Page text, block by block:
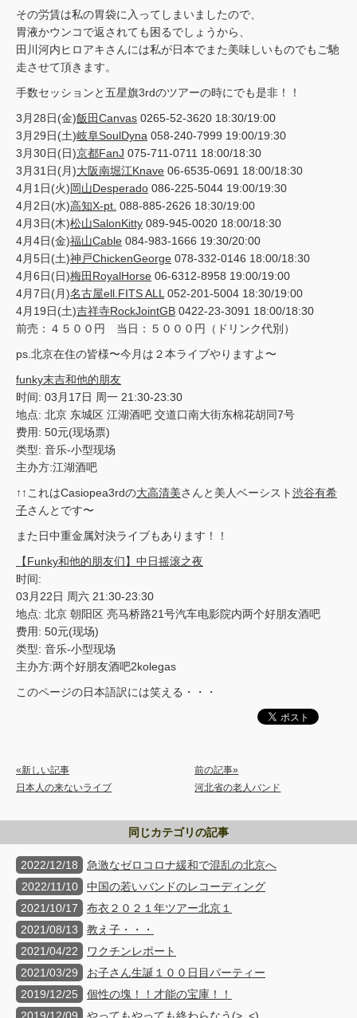
その労賃は私の胃袋に入ってしまいましたので、
胃液かウンコで返されても困るでしょうから、
田川河内ヒロアキさんには私が日本でまた美味しいものでもご馳
走させて頂きます。
手数セッションと五星旗3rdのツアーの時にでも是非！！
3月28日(金)飯田Canvas 0265-52-3620 18:30/19:00
3月29日(土)岐阜SoulDyna 058-240-7999 19:00/19:30
3月30日(日)京都FanJ 075-711-0711 18:00/18:30
3月31日(月)大阪南堀江Knave 06-6535-0691 18:00/18:30
4月1日(火)岡山Desperado 086-225-5044 19:00/19:30
4月2日(水)高知X-pt. 088-885-2626 18:30/19:00
4月3日(木)松山SalonKitty 089-945-0020 18:00/18:30
4月4日(金)福山Cable 084-983-1666 19:30/20:00
4月5日(土)神戸ChickenGeorge 078-332-0146 18:00/18:30
4月6日(日)梅田RoyalHorse 06-6312-8958 19:00/19:00
4月7日(月)名古屋ell.FITS ALL052-201-5004 18:30/19:00
4月19日(土)吉祥寺RockJointGB 0422-23-3091 18:00/18:30
前売：４５００円 当日：５０００円（ドリンク代別）
ps.北京在住の皆様〜今月は２本ライブやりますよ〜
funky末吉和他的朋友
时间: 03月17日 周一 21:30-23:30
地点: 北京 东城区 江湖酒吧 交道口南大街东棉花胡同7号
费用: 50元(现场票)
类型: 音乐-小型现场
主办方:江湖酒吧
↑↑これはCasiopea3rdの大高清美さんと美人ベーシスト渋谷有希
子さんとです〜
また日中重金属対決ライブもあります！！
【Funky和他的朋友们】中日摇滚之夜
时间:
03月22日 周六 21:30-23:30
地点: 北京 朝阳区 亮马桥路21号汽车电影院内两个好朋友酒吧
费用: 50元(现场)
类型: 音乐-小型现场
主办方:两个好朋友酒吧2kolegas
このページの日本語訳には笑える・・・
«新しい記事
日本人の来ないライブ
前の記事»
河北省の老人バンド
同じカテゴリの記事
2022/12/18
急激なゼロコロナ緩和で混乱の北京へ
2022/11/10
中国の若いバンドのレコーディング
2021/10/17
布衣２０２１年ツアー北京１
2021/08/13
教え子・・・
2021/04/22
ワクチンレポート
2021/03/29
お子さん生誕１００日目パーティー
2019/12/25
個性の塊！！才能の宝庫！！